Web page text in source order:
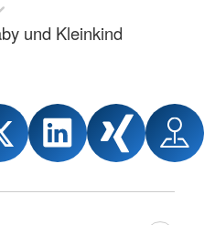
und Kleinkind